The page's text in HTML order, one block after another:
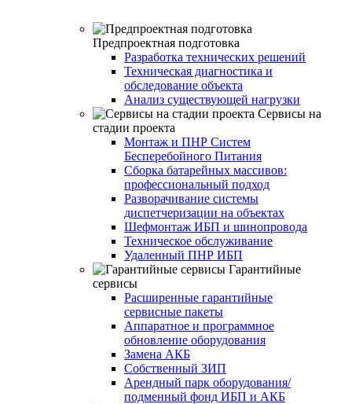
Предпроектная подготовка
Разработка технических решений
Техническая диагностика и
обследование объекта
Анализ существующей нагрузки
Сервисы на
стадии проекта
Монтаж и ПНР Систем
Бесперебойного Питания
Сборка батарейных массивов:
профессиональный подход
Разворачивание системы
диспетчеризации на объектах
Шефмонтаж ИБП и шинопровода
Техническое обслуживание
Удаленный ПНР ИБП
Гарантийные
сервисы
Расширенные гарантийные
сервисные пакеты
Аппаратное и программное
обновление оборудования
Замена АКБ
Собственный ЗИП
Арендный парк оборудования/
подменный фонд ИБП и АКБ